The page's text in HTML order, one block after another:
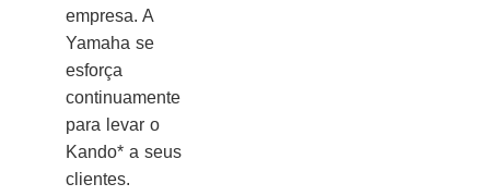
empresa. A
Yamaha se
esforça
continuamente
para levar o
Kando* a seus
clientes.